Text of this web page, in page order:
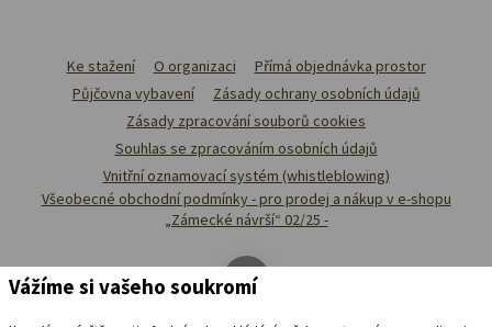
Ke stažení O organizaci
Přímá objednávka prostor
Půjčovna vybavení
Zásady ochrany osobních údajů
Zásady zpracování souborů cookies
Souhlas se zpracováním osobních údajů
Vnitřní oznamovací systém (whistleblowing)
Všeobecné obchodní podmínky - pro prodej a nákup v e-shopu
„Zámecké návrší“ 02/25 -
Vážíme si vašeho soukromí